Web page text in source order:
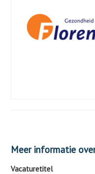
Meer informatie
Vacaturetitel